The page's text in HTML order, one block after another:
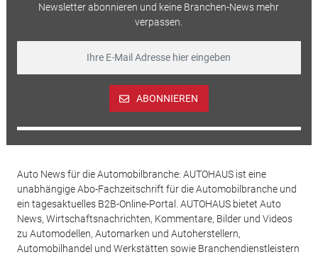
Newsletter abonnieren und keine Branchen-News mehr
verpassen.
ABONNIEREN
Auto News für die Automobilbranche: AUTOHAUS ist eine
unabhängige Abo-Fachzeitschrift für die Automobilbranche und
ein tagesaktuelles B2B-Online-Portal. AUTOHAUS bietet Auto
News, Wirtschaftsnachrichten, Kommentare, Bilder und Videos
zu Automodellen, Automarken und Autoherstellern,
Automobilhandel und Werkstätten sowie Branchendienstleistern